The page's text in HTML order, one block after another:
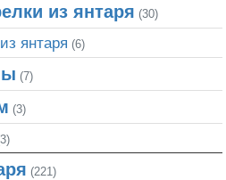
из янтаря (30)
янтаря (6)
(7)
(3)
(221)